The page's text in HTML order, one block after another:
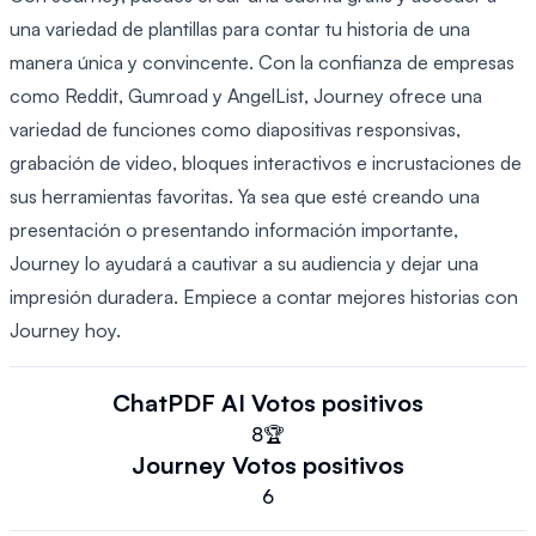
una variedad de plantillas para contar tu historia de una
manera única y convincente. Con la confianza de empresas
como Reddit, Gumroad y AngelList, Journey ofrece una
variedad de funciones como diapositivas responsivas,
grabación de video, bloques interactivos e incrustaciones de
sus herramientas favoritas. Ya sea que esté creando una
presentación o presentando información importante,
Journey lo ayudará a cautivar a su audiencia y dejar una
impresión duradera. Empiece a contar mejores historias con
Journey hoy.
ChatPDF AI Votos positivos
8🏆
Journey Votos positivos
6